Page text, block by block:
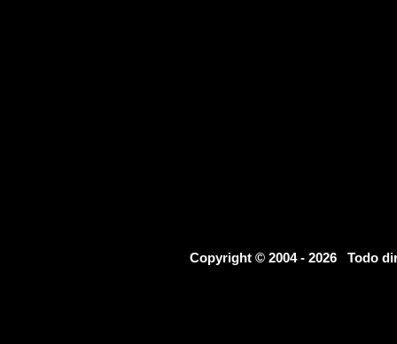
Copyright © 2004 - 2026 Todo